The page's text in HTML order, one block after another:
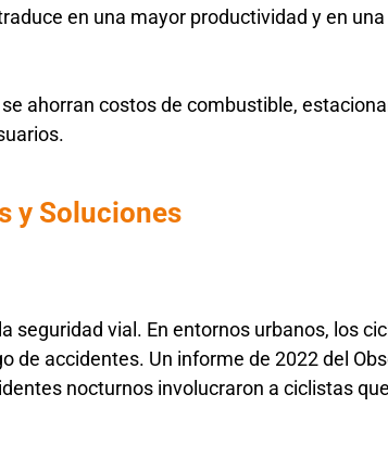
en una mayor productividad y en
ahorran costos de combustible,
y Soluciones
seguridad vial. En entornos urbanos, los
accidentes. Un informe de 2022 del
nocturnos involucraron a ciclistas